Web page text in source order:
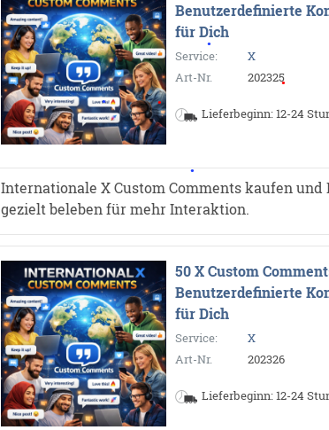
Benutzerdefinierte
für Dich
Service:
X
Art-Nr.
202325
Lieferbeginn: 12-24
Internationale X Custom Comments kaufen
gezielt beleben für mehr Interaktion.
50 X Custom
Benutzerdefinierte
für Dich
Service:
X
Art-Nr.
202326
Lieferbeginn: 12-24